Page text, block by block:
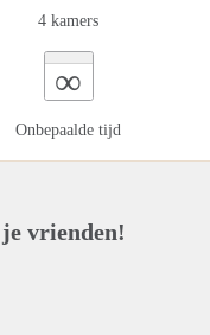
4 kamers
∞
Onbepaalde tijd
vrienden!